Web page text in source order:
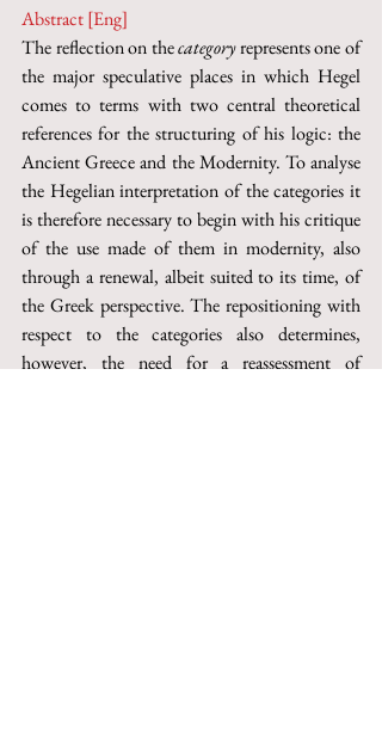
Abstract [Eng]
The reflection on the category represents one of
the major speculative places in which Hegel
comes to terms with two central theoretical
references for the structuring of his logic: the
Ancient Greece and the Modernity. To analyse
the Hegelian interpretation of the categories it
is therefore necessary to begin with his critique
of the use made of them in modernity, also
through a renewal, albeit suited to its time, of
the Greek perspective. The repositioning with
respect to the categories also determines,
however, the need for a reassessment of